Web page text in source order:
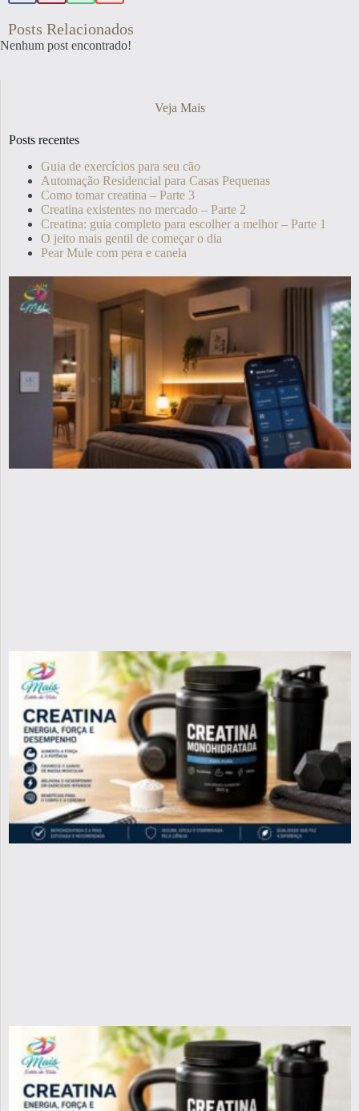
Posts Relacionados
Nenhum post encontrado!
Veja Mais
Posts recentes
Guia de exercícios para seu cão
Automação Residencial para Casas Pequenas
Como tomar creatina – Parte 3
Creatina existentes no mercado – Parte 2
Creatina: guia completo para escolher a melhor – Parte 1
O jeito mais gentil de começar o dia
Pear Mule com pera e canela